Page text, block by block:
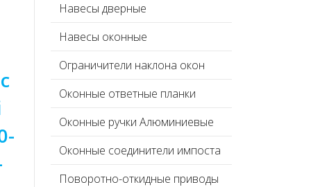
Навесы дверные
Навесы оконные
Ограничители наклона окон
Оконные ответные планки
Оконные ручки Алюминиевые
Оконные соединители импоста
Поворотно-откидные приводы